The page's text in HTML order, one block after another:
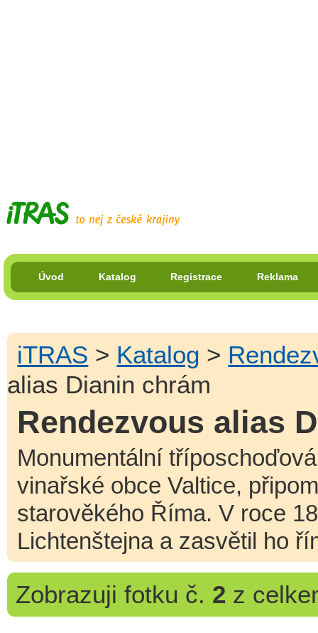
Úvod Katalog Registrace Reklama
iTRAS > Katalog >
alias Dianin chrám
Rendezvous alias
Monumentální
vinařské obce Valtice,
starověkého Říma. V roce
Lichtenštejna a zasvětil ho
Zobrazuji fotku č. 2 z